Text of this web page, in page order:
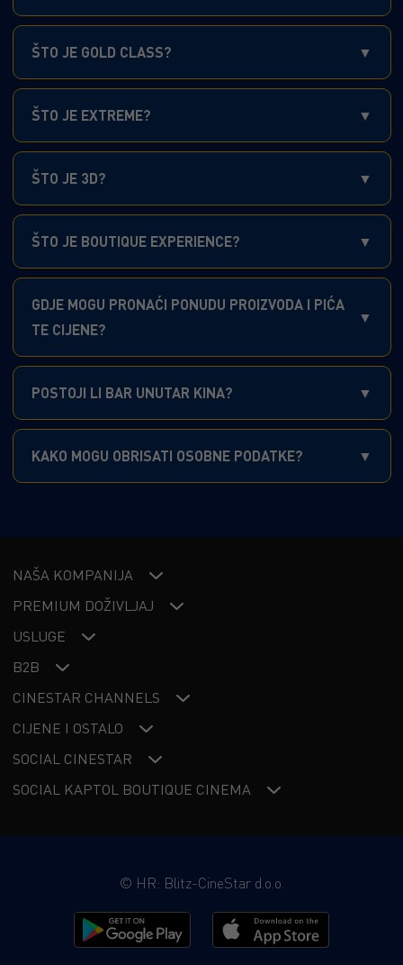
ŠTO JE GOLD CLASS?
ŠTO JE EXTREME?
ŠTO JE 3D?
ŠTO JE BOUTIQUE EXPERIENCE?
GDJE MOGU PRONAĆI PONUDU PROIZVODA I PIĆA
TE CIJENE?
POSTOJI LI BAR UNUTAR KINA?
KAKO MOGU OBRISATI OSOBNE PODATKE?
NAŠA KOMPANIJA
PREMIUM DOŽIVLJAJ
USLUGE
B2B
CINESTAR CHANNELS
CIJENE I OSTALO
SOCIAL CINESTAR
SOCIAL KAPTOL BOUTIQUE CINEMA
© HR: Blitz-CineStar d.o.o.